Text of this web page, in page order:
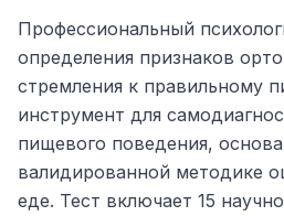
Профессиональный
определения признаков
стремления к правильному
инструмент для
пищевого поведения,
валидированной методике
еде. Тест включает 15